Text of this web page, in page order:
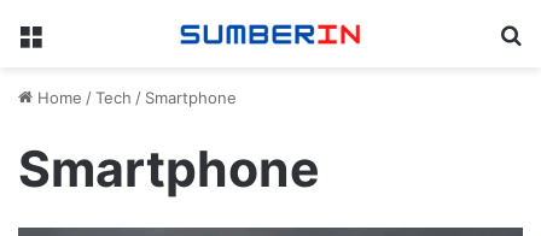
Menu
Home /Tech / Smartphone
Smartphone